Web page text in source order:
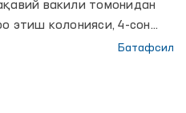
вакили томонидан
этиш колонияси, 4-сон
Қоракўл тумани ИИБ
руҳий саломатлик
Батафсил